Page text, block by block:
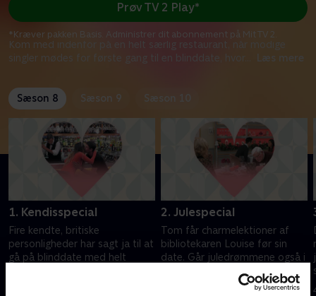
Kom med indenfor på en helt særlig restaurant, når modige
singler mødes for første gang til en blinddate, hvor
Læs mere
Prøv TV 2 Play*
*Kræver pakken Basis. Administrer dit abonnement på Mit TV 2.
Sæson 8 Sæson 9 Sæson 10
1. Kendisspecial
Fire kendte, britiske
personligheder har sagt ja til at
gå på blinddate med helt
2. Julespecial
Tom får charmelektioner af
bibliotekaren Louise før sin
date. Går juledrømmene også i
når han møder Norma på
4. december 2023 • 46 min